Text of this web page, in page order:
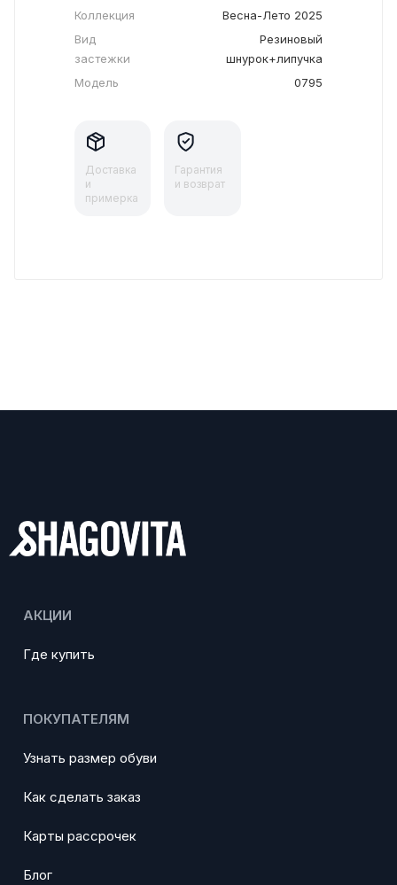
Коллекция
Весна-Лето 2025
Вид
застежки
Резиновый
шнурок+липучка
Модель
0795
Доставка
и
примерка
Гарантия
и возврат
АКЦИИ
Где купить
ПОКУПАТЕЛЯМ
Узнать размер обуви
Как сделать заказ
Карты рассрочек
Блог